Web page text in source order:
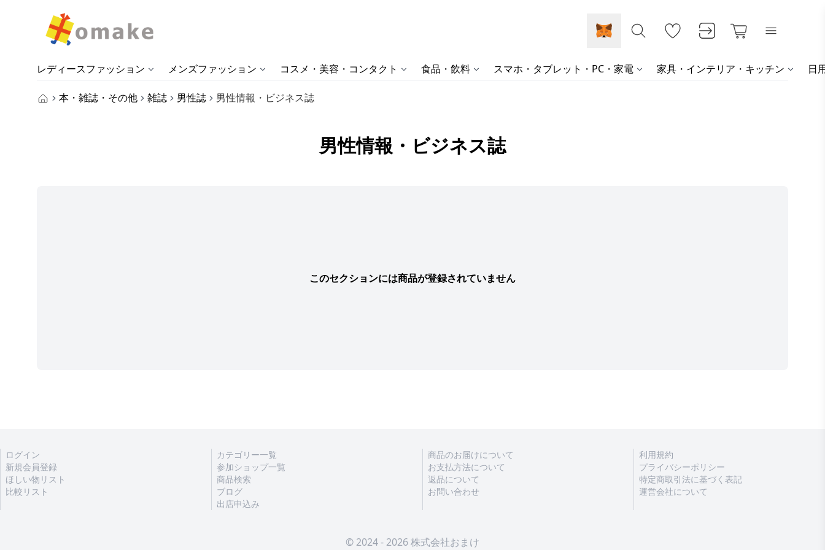
レディースファッション メンズファッション コスメ・美容・コンタクト 食品・飲料 スマホ・タブレット・PC・家電 家具・インテリア・キッチン 日
本・雑誌・その他 雑誌 男性誌 男性情報・ビジネス誌
男性情報・ビジネス誌
このセクションには商品が登録されていません
ログイン
新規会員登録
ほしい物リスト
比較リスト
カテゴリー一覧
参加ショップ一覧
商品検索
ブログ
出店申込み
商品のお届けについて
お支払方法について
返品について
お問い合わせ
利用規約
プライバシーポリシー
特定商取引法に基づく表記
運営会社について
© 2024 - 2026 株式会社おまけ